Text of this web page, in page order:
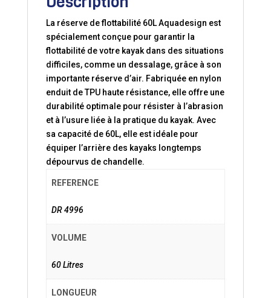
La réserve de flottabilité 60L Aquadesign est
spécialement conçue pour garantir la
flottabilité de votre kayak dans des situations
difficiles, comme un dessalage, grâce à son
importante réserve d’air. Fabriquée en nylon
enduit de TPU haute résistance, elle offre une
durabilité optimale pour résister à l’abrasion
et à l’usure liée à la pratique du kayak. Avec
sa capacité de 60L, elle est idéale pour
équiper l’arrière des kayaks longtemps
dépourvus de chandelle.
REFERENCE
DR 4996
VOLUME
60 Litres
LONGUEUR